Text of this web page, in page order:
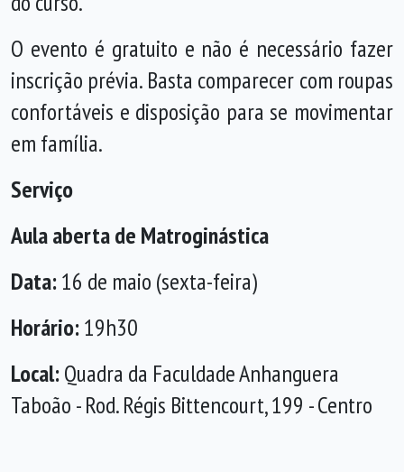
O evento é gratuito e não é necessário fazer
inscrição prévia. Basta comparecer com roupas
confortáveis e disposição para se movimentar
em família.
Serviço
Aula aberta de Matroginástica
Data:16 de maio (sexta-feira)
Horário:19h30
Local:Quadra da Faculdade Anhanguera
Taboão - Rod. Régis Bittencourt, 199 - Centro